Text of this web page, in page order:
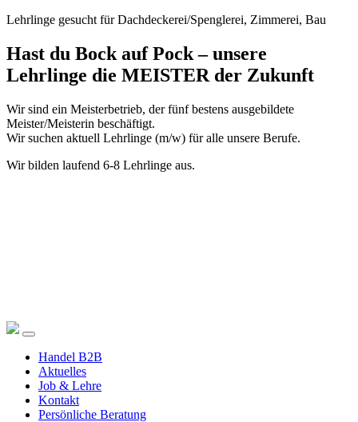
Lehrlinge gesucht für Dachdeckerei/Spenglerei, Zimmerei, Bau
Hast du Bock auf Pock – unsere
Lehrlinge die MEISTER der Zukunft
Wir sind ein Meisterbetrieb, der fünf bestens ausgebildete
Meister/Meisterin beschäftigt.
Wir suchen aktuell Lehrlinge (m/w) für alle unsere Berufe.
Wir bilden laufend 6-8 Lehrlinge aus.
Handel B2B
Aktuelles
Job & Lehre
Kontakt
Persönliche Beratung